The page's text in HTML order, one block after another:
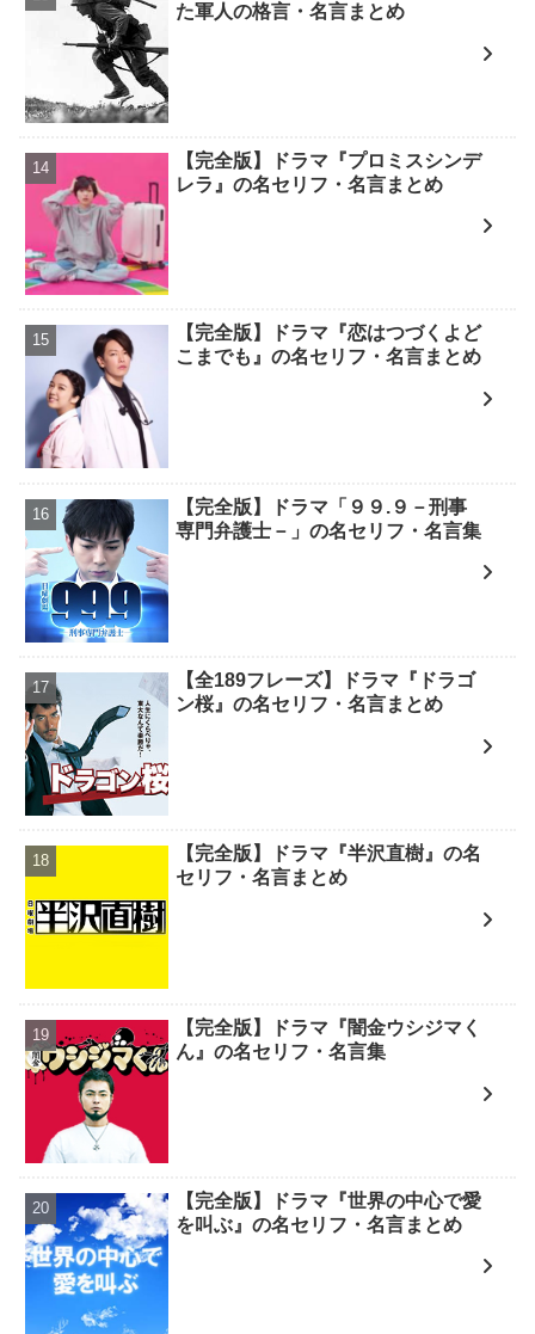
た軍人の格言・名言まとめ
【完全版】ドラマ『プロミスシンデ
レラ』の名セリフ・名言まとめ
【完全版】ドラマ『恋はつづくよど
こまでも』の名セリフ・名言まとめ
【完全版】ドラマ「９９.９－刑事
専門弁護士－」の名セリフ・名言集
【全189フレーズ】ドラマ『ドラゴ
ン桜』の名セリフ・名言まとめ
【完全版】ドラマ『半沢直樹』の名
セリフ・名言まとめ
【完全版】ドラマ『闇金ウシジマく
ん』の名セリフ・名言集
【完全版】ドラマ『世界の中心で愛
を叫ぶ』の名セリフ・名言まとめ